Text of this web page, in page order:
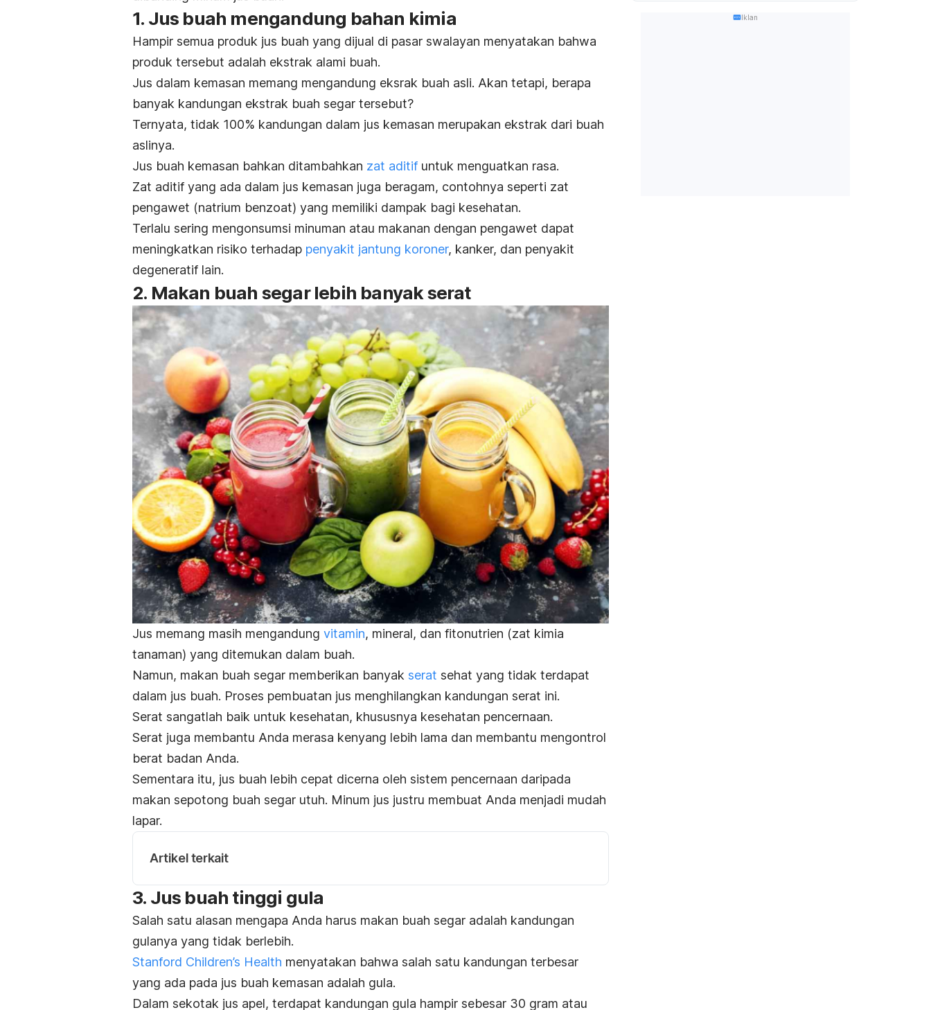
1. Jus buah mengandung bahan kimia
Hampir semua produk jus buah yang dijual di pasar swalayan menyatakan bahwa
produk tersebut adalah ekstrak alami buah.
Jus dalam kemasan memang mengandung eksrak buah asli. Akan tetapi, berapa
banyak kandungan ekstrak buah segar tersebut?
Ternyata, tidak 100% kandungan dalam jus kemasan merupakan ekstrak dari buah
aslinya.
Jus buah kemasan bahkan ditambahkan zat aditif untuk menguatkan rasa.
Zat aditif yang ada dalam jus kemasan juga beragam, contohnya seperti zat
pengawet (natrium benzoat) yang memiliki dampak bagi kesehatan.
Terlalu sering mengonsumsi minuman atau makanan dengan pengawet dapat
meningkatkan risiko terhadap penyakit jantung koroner, kanker, dan penyakit
degeneratif lain.
2. Makan buah segar lebih banyak serat
Jus memang masih mengandung vitamin, mineral, dan fitonutrien (zat kimia
tanaman) yang ditemukan dalam buah.
Namun, makan buah segar memberikan banyak serat sehat yang tidak terdapat
dalam jus buah. Proses pembuatan jus menghilangkan kandungan serat ini.
Serat sangatlah baik untuk kesehatan, khususnya kesehatan pencernaan.
Serat juga membantu Anda merasa kenyang lebih lama dan membantu mengontrol
berat badan Anda.
Sementara itu, jus buah lebih cepat dicerna oleh sistem pencernaan daripada
makan sepotong buah segar utuh. Minum jus justru membuat Anda menjadi mudah
lapar.
Artikel terkait
3. Jus buah tinggi gula
Salah satu alasan mengapa Anda harus makan buah segar adalah kandungan
gulanya yang tidak berlebih.
Stanford Children’s Health menyatakan bahwa salah satu kandungan terbesar
yang ada pada jus buah kemasan adalah gula.
Dalam sekotak jus apel, terdapat kandungan gula hampir sebesar 30 gram atau
Iklan